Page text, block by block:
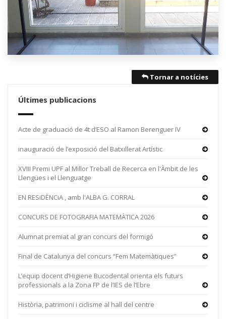
Tornar a notícies
Últimes publicacions
Acte de graduació de 4t d’ESO al Ramon Berenguer IV
inauguració de l’exposició del Batxillerat Artístic
XVIII Premi UPF al Millor Treball de Recerca en l'Àmbit de les
Llengües i el Llenguatge
EN RESiDÈNCiA , amb l'ALBA G. CORRAL
CONCURS DE FOTOGRAFIA MATEMÀTICA 2026
Alumnat premiat al gran concurs del formigó
Final de Catalunya del concurs “Fem Matemàtiques”
L’equip docent d’Higiene Bucodental orienta els futurs
professionals a la Zona FP de l’IES de l’Ebre
Història, patrimoni i ciclisme al hall del centre